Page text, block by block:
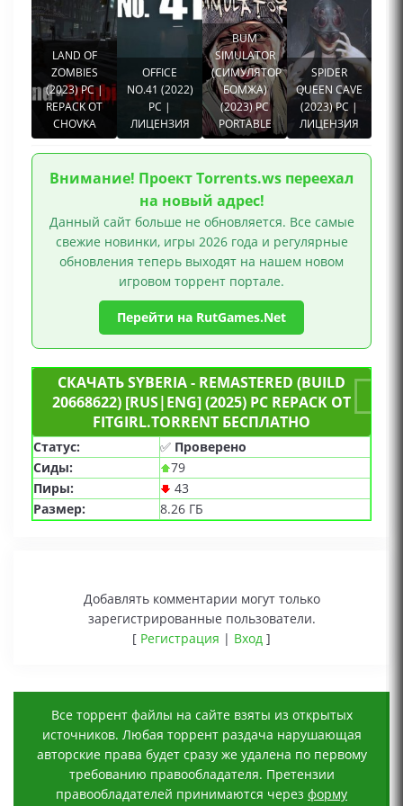
Драма, Эмоциональная, Стимпанк, Глубокий
сюжет, Протагонистка, Для одного игрока
LAND OF
ZOMBIES
(2023) PC |
REPACK ОТ
CHOVKA
OFFICE
NO.41 (2022)
PC |
ЛИЦЕНЗИЯ
BUM
SIMULATOR
(СИМУЛЯТОР
БОМЖА)
(2023) PC
PORTABLE
SPIDER
QUEEN CAVE
(2023) PC |
ЛИЦЕНЗИЯ
Внимание! Проект Torrents.ws переехал
на новый адрес!
Данный сайт больше не обновляется. Все самые
свежие новинки, игры 2026 года и регулярные
обновления теперь выходят на нашем новом
игровом торрент портале.
Перейти на RutGames.Net
СКАЧАТЬ SYBERIA - REMASTERED (BUILD
20668622) [RUS|ENG] (2025) PC REPACK ОТ
FITGIRL.TORRENT БЕСПЛАТНО
Статус: ✅ Проверено
Сиды:
79
Пиры:
43
Размер:
8.26 ГБ
Добавлять комментарии могут только
зарегистрированные пользователи.
[ Регистрация | Вход ]
Все торрент файлы на сайте взяты из открытых
источников. Любая торрент раздача нарушающая
авторские права будет сразу же удалена по первому
требованию правообладателя. Претензии
правообладателей принимаются через форму